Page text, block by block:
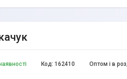
Оптом і в
Код: 162410